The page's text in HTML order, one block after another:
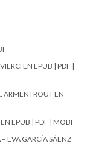
EN EPUB | PDF |
ARMENTROUT EN
EPUB | PDF | MOBI
EVA GARCÍA SÁENZ